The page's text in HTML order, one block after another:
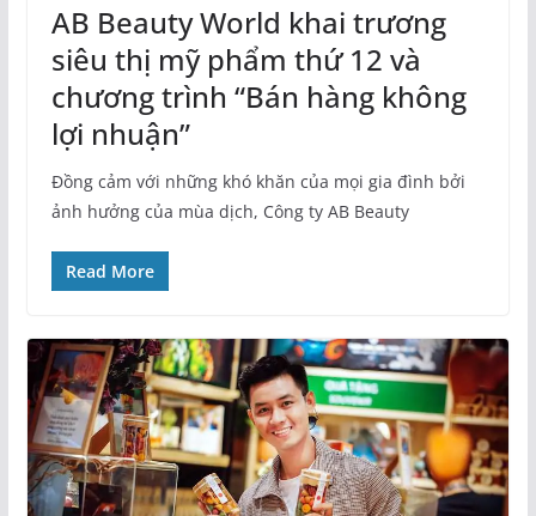
AB Beauty World khai trương
siêu thị mỹ phẩm thứ 12 và
chương trình “Bán hàng không
lợi nhuận”
Đồng cảm với những khó khăn của mọi gia đình bởi
ảnh hưởng của mùa dịch, Công ty AB Beauty
Read More